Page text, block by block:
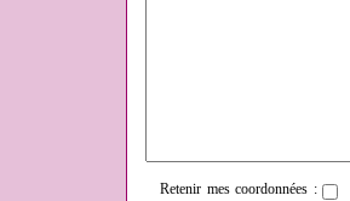
Retenir mes coordonnées :